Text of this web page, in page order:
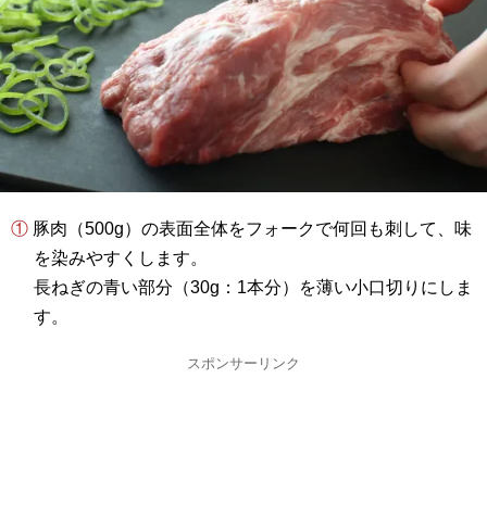
① 豚肉（500g）の表面全体をフォークで何回も刺して、味
を染みやすくします。
長ねぎの青い部分（30g：1本分）を薄い小口切りにしま
す。
スポンサーリンク